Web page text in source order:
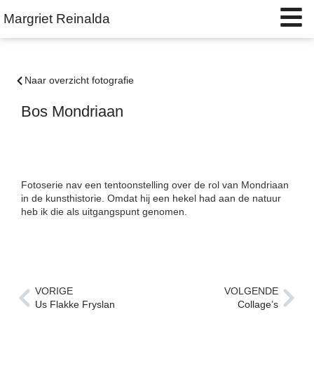
Margriet Reinalda
Naar overzicht fotografie
Bos Mondriaan
Fotoserie nav een tentoonstelling over de rol van Mondriaan
in de kunsthistorie. Omdat hij een hekel had aan de natuur
heb ik die als uitgangspunt genomen.
VORIGE
Us Flakke Fryslan
VOLGENDE
Collage’s